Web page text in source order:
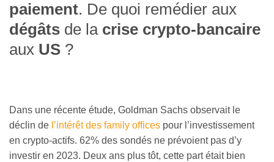
paiement. De quoi remédier aux
dégâts de la crise crypto-bancaire
aux US ?
Dans une récente étude, Goldman Sachs observait le
déclin de l’intérêt des family offices pour l’investissement
en crypto-actifs. 62% des sondés ne prévoient pas d’y
investir en 2023. Deux ans plus tôt, cette part était bien